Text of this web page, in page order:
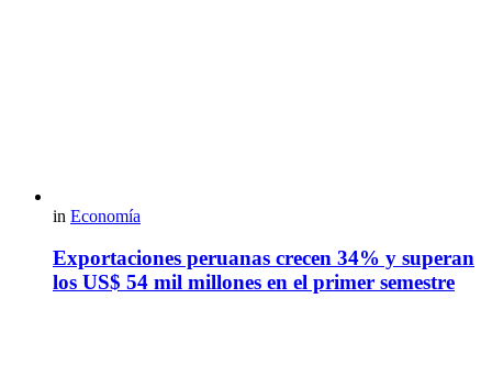
in Economía
Exportaciones peruanas crecen 34% y superan
los US$ 54 mil millones en el primer semestre